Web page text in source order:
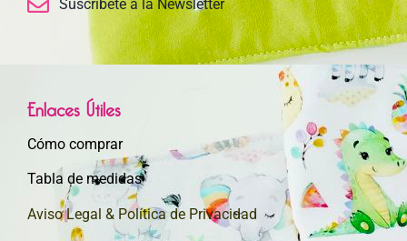
Suscríbete a la Newsletter
Enlaces Útiles
Cómo comprar
Tabla de medidas
Aviso Legal & Política de Privacidad